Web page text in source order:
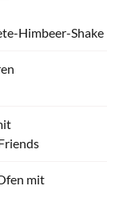
Himbeer-Shake
mit